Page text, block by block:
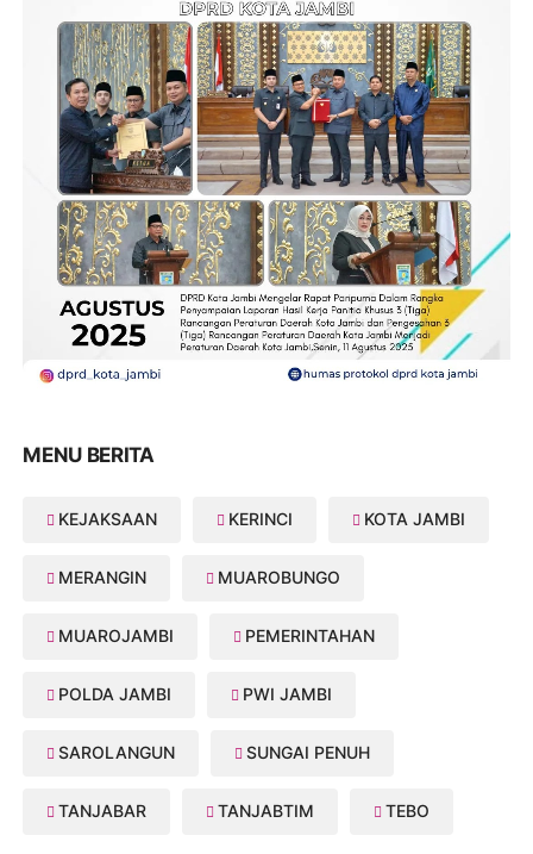
MENU BERITA
KEJAKSAAN KERINCI KOTA JAMBI
MERANGIN MUAROBUNGO
MUAROJAMBI PEMERINTAHAN
POLDA JAMBI PWI JAMBI
SAROLANGUN SUNGAI PENUH
TANJABAR TANJABTIM TEBO